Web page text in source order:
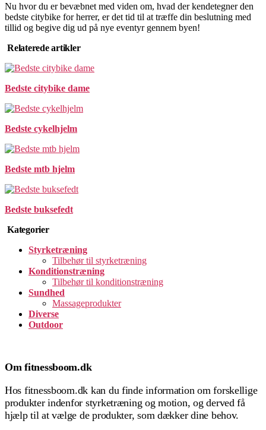
Nu hvor du er bevæbnet med viden om, hvad der kendetegner den
bedste citybike for herrer, er det tid til at træffe din beslutning med
tillid og begive dig ud på nye eventyr gennem byen!
Relaterede artikler
Bedste citybike dame
Bedste cykelhjelm
Bedste mtb hjelm
Bedste buksefedt
Kategorier
Styrketræning
Tilbehør til styrketræning
Konditionstræning
Tilbehør til konditionstræning
Sundhed
Massageprodukter
Diverse
Outdoor
Om fitnessboom.dk
Hos fitnessboom.dk kan du finde information om forskellige
produkter indenfor styrketræning og motion, og derved få
hjælp til at vælge de produkter, som dækker dine behov.